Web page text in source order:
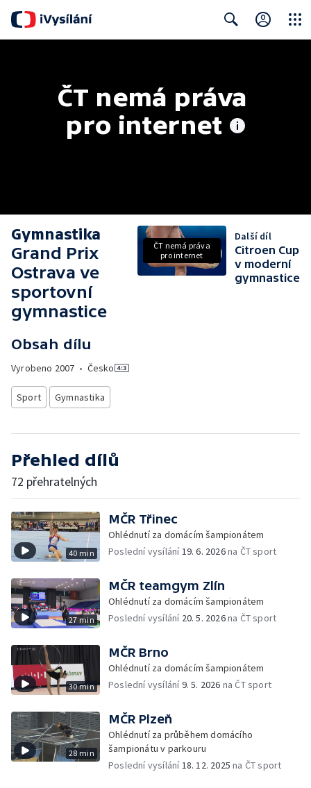
ČT nemá práva
pro internet
Gymnastika
Grand Prix
Ostrava ve
sportovní
gymnastice
Obsah dílu
Vyrobeno 2007 • Česko
Sport Gymnastika
ČT nemá práva
pro internet
Další díl
Citroen Cup
v moderní
gymnastice
Přehled dílů
72 přehratelných
40 min
MČR Třinec
Ohlédnutí za domácím šampionátem
Poslední vysílání19. 6. 2026na ČT sport
27 min
MČR teamgym Zlín
Ohlédnutí za domácím šampionátem
Poslední vysílání 20. 5. 2026na ČT sport
30 min
MČR Brno
Ohlédnutí za domácím šampionátem
Poslední vysílání9. 5. 2026 na ČT sport
28 min
MČR Plzeň
Ohlédnutí za průběhem domácího
šampionátu v parkouru
Poslední vysílání18. 12. 2025 na ČT sport